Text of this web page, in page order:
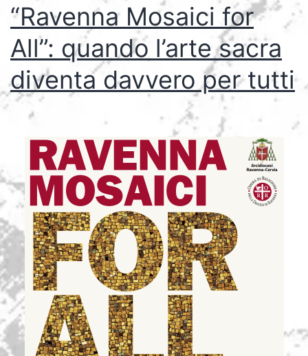
“Ravenna Mosaici for
All”: quando l’arte sacra
diventa davvero per tutti